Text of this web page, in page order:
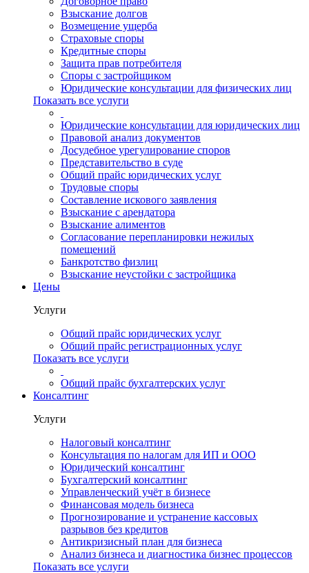
Взыскание долгов
Возмещение ущерба
Страховые споры
Кредитные споры
Защита прав потребителя
Споры с застройщиком
Юридические консультации для физических лиц
Показать все услуги
Юридические консультации для юридических лиц
Правовой анализ документов
Досудебное урегулирование споров
Представительство в суде
Общий прайс юридических услуг
Трудовые споры
Составление искового заявления
Взыскание с арендатора
Взыскание алиментов
Cогласование перепланировки нежилых
помещений
Банкротство физлиц
Взыскание неустойки с застройщика
Цены
Услуги
Общий прайс юридических услуг
Общий прайс регистрационных услуг
Показать все услуги
Общий прайс бухгалтерских услуг
Консалтинг
Услуги
Налоговый консалтинг
Консультация по налогам для ИП и ООО
Юридический консалтинг
Бухгалтерский консалтинг
Управленческий учёт в бизнесе
Финансовая модель бизнеса
Прогнозирование и устранение кассовых
разрывов без кредитов
Антикризисный план для бизнеса
Анализ бизнеса и диагностика бизнес процессов
Показать все услуги